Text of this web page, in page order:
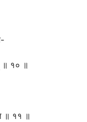
॥ १० ॥
॥ ११ ॥